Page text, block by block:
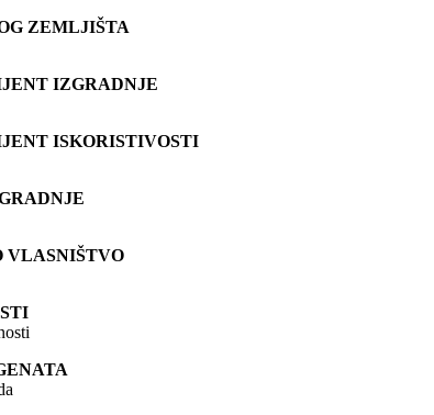
ZEMLJIŠTA
IZGRADNJE
ISKORISTIVOSTI
VLASNIŠTVO